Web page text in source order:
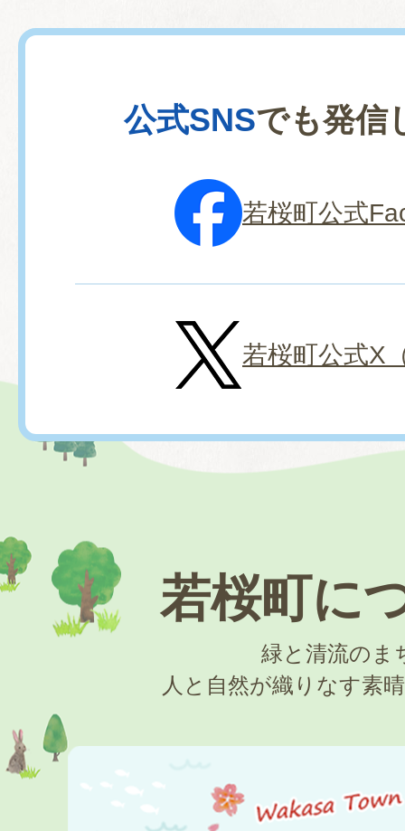
わかさ温水プール8月予定表
2026年07月28日
を締結しました
た。（議会事務局）
令和8年7月臨時会議決結果
2026年07月17日
令和8年度 第2回鳥取県町村
試験(一般事務・専門職)を実
公式SNSでも発信
若桜町公式
若桜町公式X
若桜町に
緑と清流のま
人と自然が織りなす素